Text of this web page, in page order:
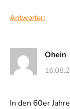
Antworten
Ohein
In den 60er